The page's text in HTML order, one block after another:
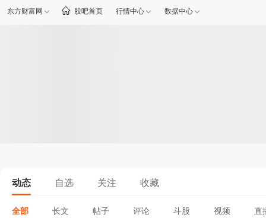
东方财富网 股吧首页 行情中心 数据中心
动态 自选 关注 收藏
全部 长文 帖子 评论 斗股 视频 直